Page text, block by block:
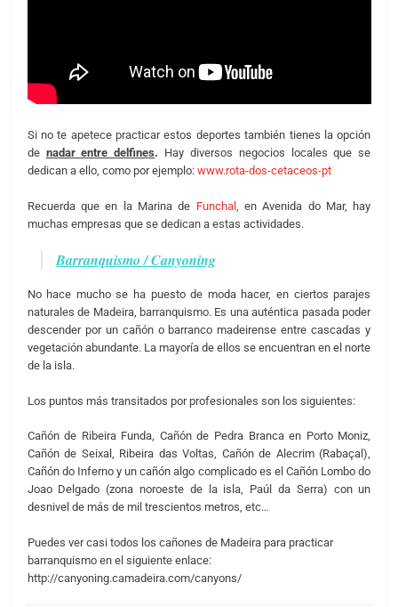
Si no te apetece practicar estos deportes también tienes la opción
de nadar entre delfines. Hay diversos negocios locales que se
dedican a ello, como por ejemplo: www.rota-dos-cetaceos-pt
Recuerda que en la Marina de Funchal, en Avenida do Mar, hay
muchas empresas que se dedican a estas actividades.
Barranquismo / Canyoning
No hace mucho se ha puesto de moda hacer, en ciertos parajes
naturales de Madeira, barranquismo. Es una auténtica pasada poder
descender por un cañón o barranco madeirense entre cascadas y
vegetación abundante. La mayoría de ellos se encuentran en el norte
de la isla.
Los puntos más transitados por profesionales son los siguientes:
Cañón de Ribeira Funda, Cañón de Pedra Branca en Porto Moniz,
Cañón de Seixal, Ribeira das Voltas, Cañón de Alecrim (Rabaçal),
Cañón do Inferno y un cañón algo complicado es el Cañón Lombo do
Joao Delgado (zona noroeste de la isla, Paúl da Serra) con un
desnivel de más de mil trescientos metros, etc…
Puedes ver casi todos los cañones de Madeira para practicar
barranquismo en el siguiente enlace:
http://canyoning.camadeira.com/canyons/